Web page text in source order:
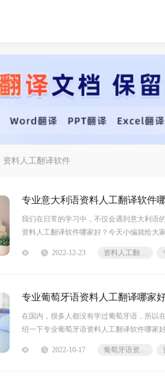
资料人工翻译软件
专业意大利语资料人工翻译软件
我们在日常的学习中，不仅会遇到意大利语
资料人工翻译软件哪家好？今天小编就给大
2022-12-23
资料人工翻译软件
专业葡萄牙语资料人工翻译哪家
在国内，很多人都没有学过葡萄牙语，所以
绍一下专业葡萄牙语资料人工翻译软件哪家
2022-10-17
葡萄牙语资料人工翻译